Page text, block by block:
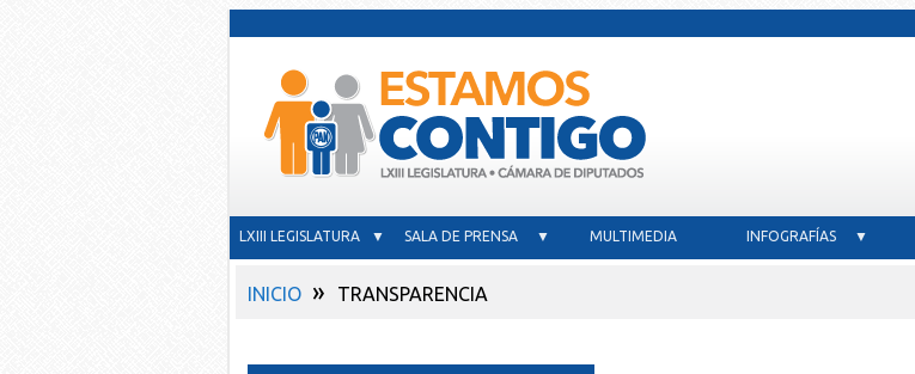
LXIII LEGISLATURA ▼ SALA DE PRENSA ▼ MULTIMEDIA INFOGRAFÍAS ▼
INICIO » TRANSPARENCIA